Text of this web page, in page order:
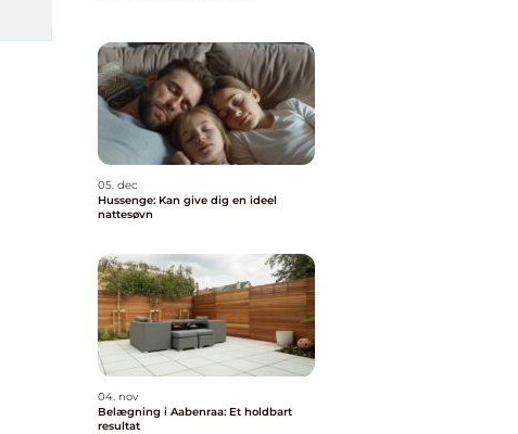
05. dec
Hussenge: Kan give dig en ideel
nattesøvn
04. nov
Belægning i Aabenraa: Et holdbart
resultat